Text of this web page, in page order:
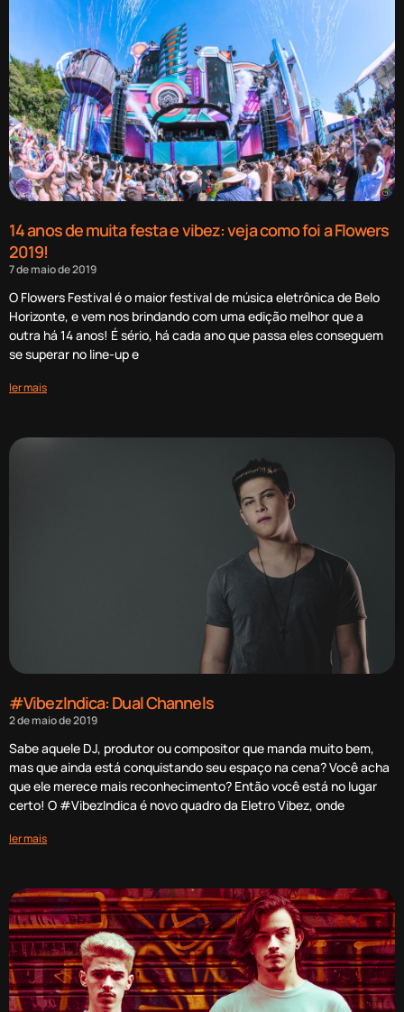
14 anos de muita festa e vibez: veja como foi a Flowers
2019!
7 de maio de 2019
O Flowers Festival é o maior festival de música eletrônica de Belo
Horizonte, e vem nos brindando com uma edição melhor que a
outra há 14 anos! É sério, há cada ano que passa eles conseguem
se superar no line-up e
ler mais
#VibezIndica: Dual Channels
2 de maio de 2019
Sabe aquele DJ, produtor ou compositor que manda muito bem,
mas que ainda está conquistando seu espaço na cena? Você acha
que ele merece mais reconhecimento? Então você está no lugar
certo! O #VibezIndica é novo quadro da Eletro Vibez, onde
ler mais